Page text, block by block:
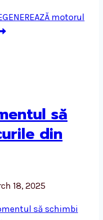
motorul
să
din
18, 2025
să schimbi